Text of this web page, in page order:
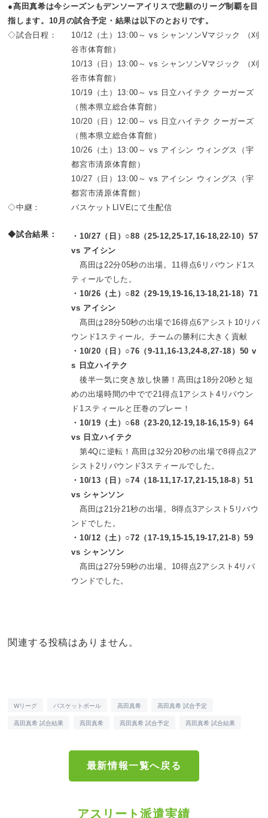
●髙田真希は今シーズンもデンソーアイリスで悲願のリーグ制覇を目
指します。10月の試合予定・結果は以下のとおりです。
◇試合日程：
10/12（土）13:00～ vs シャンソンVマジック （刈
谷市体育館）
10/13（日）13:00～ vs シャンソンVマジック （刈
谷市体育館）
10/19（土）13:00～ vs 日立ハイテク クーガーズ
（熊本県立総合体育館）
10/20（日）12:00～ vs 日立ハイテク クーガーズ
（熊本県立総合体育館）
10/26（土）13:00～ vs アイシン ウィングス（宇
都宮市清原体育館）
10/27（日）13:00～ vs アイシン ウィングス（宇
都宮市清原体育館）
◇中継：
バスケットLIVEにて生配信
◆試合結果：
・10/27（日）○88（25-12,25-17,16-18,22-10）57
vs アイシン
髙田は22分05秒の出場。11得点6リバウンド1ス
ティールでした。
・10/26（土）○82（29-19,19-16,13-18,21-18）71
vs アイシン
髙田は28分50秒の出場で16得点6アシスト10リバ
ウンド1スティール。チームの勝利に大きく貢献
・10/20（日）○76（9-11,16-13,24-8,27-18）50 v
s 日立ハイテク
後半一気に突き放し快勝！髙田は18分20秒と短
めの出場時間の中でで21得点1アシスト4リバウン
ド1スティールと圧巻のプレー！
・10/19（土）○68（23-20,12-19,18-16,15-9）64
vs 日立ハイテク
第4Qに逆転！髙田は32分20秒の出場で8得点2ア
シスト2リバウンド3スティールでした。
・10/13（日）○74（18-11,17-17,21-15,18-8）51
vs シャンソン
髙田は21分21秒の出場。8得点3アシスト5リバウ
ンドでした。
・10/12（土）○72（17-19,15-15,19-17,21-8）59
vs シャンソン
髙田は27分59秒の出場。10得点2アシスト4リバ
ウンドでした。
関連する投稿はありません。
Wリーグ バスケットボール 高田真希 高田真希 試合予定
高田真希 試合結果 髙田真希 髙田真希 試合予定 髙田真希 試合結果
最新情報一覧へ戻る
アスリート派遣実績